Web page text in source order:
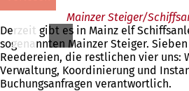
Mainzer Steiger/
Derzeit gibt es in Mainz elf
sogenannten Mainzer Steiger.
Reedereien, die restlichen vier uns:
Verwaltung, Koordinierung und
Buchungsanfragen verantwortlich.